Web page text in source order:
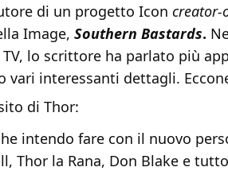
di un progetto Icon creator-
Image, Southern Bastards.
TV, lo scrittore ha parlato più
vari interessanti dettagli.
di Thor:
intendo fare con il nuovo
Thor la Rana, Don Blake e